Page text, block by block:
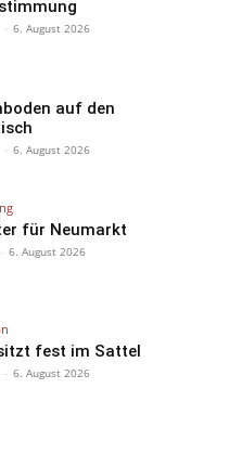
- 6. August 2026
auf den
- 6. August 2026
für Neumarkt
- 6. August 2026
fest im Sattel
- 6. August 2026